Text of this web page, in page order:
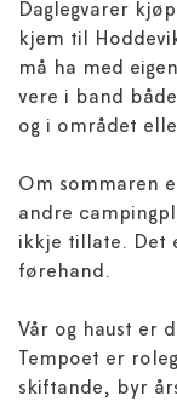
Daglegvarer
kjem til
må ha med
vere i band
og i området
Om sommaren
andre
ikkje tillate. Det
førehand.
Vår og haust er
Tempoet er
skiftande, byr